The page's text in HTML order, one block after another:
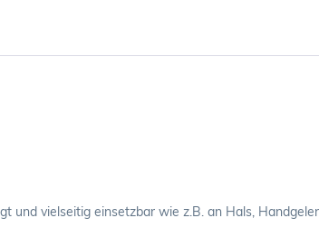
und vielseitig einsetzbar wie z.B. an Hals,